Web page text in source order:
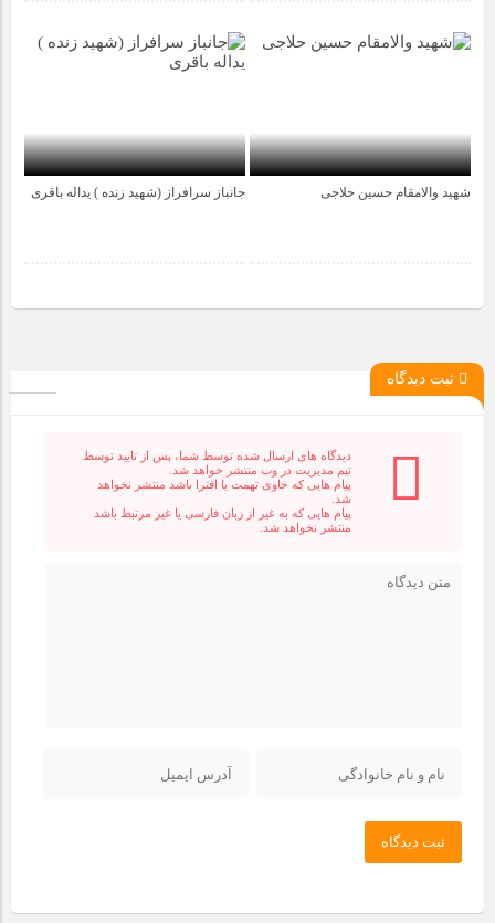
شهید والامقام حسین حلاجی
4 سال قبل
جانباز سرافراز (شهید زنده ) یداله باقری
ثبت دیدگاه
دیدگاه های ارسال شده توسط شما، پس از تایید توسط
تیم مدیریت در وب منتشر خواهد شد.
پیام هایی که حاوی تهمت یا افترا باشد منتشر نخواهد
شد.
پیام هایی که به غیر از زبان فارسی یا غیر مرتبط باشد
منتشر نخواهد شد.
ثبت دیدگاه